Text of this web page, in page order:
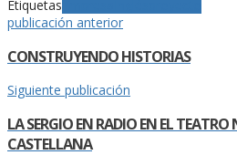
Etiquetas
publicación anterior
CONSTRUYENDO HISTORIAS
Siguiente publicación
LA SERGIO EN RADIO EN EL
CASTELLANA